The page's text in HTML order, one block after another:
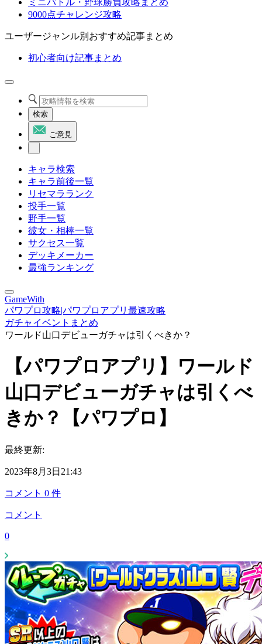
ミニバトル・野球勝負攻略まとめ
9000点チャレンジ攻略
ユーザージャンル別おすすめ記事まとめ
初心者向け記事まとめ
検索
ご意見
キャラ検索
キャラ前後一覧
リセマラランク
投手一覧
野手一覧
彼女・相棒一覧
サクセス一覧
デッキメーカー
最強ランキング
GameWith
パワプロ攻略|パワプロアプリ最速攻略
ガチャイベントまとめ
ワールド山口デビューガチャは引くべきか？
【パワプロアプリ】ワールド
山口デビューガチャは引くべ
きか？【パワプロ】
最終更新:
2023年8月3日21:43
コメント 0 件
コメント
0